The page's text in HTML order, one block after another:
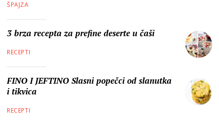
ŠPAJZA
3 brza recepta za prefine deserte u čaši
RECEPTI
FINO I JEFTINO Slasni popečci od slanutka
i tikvica
RECEPTI